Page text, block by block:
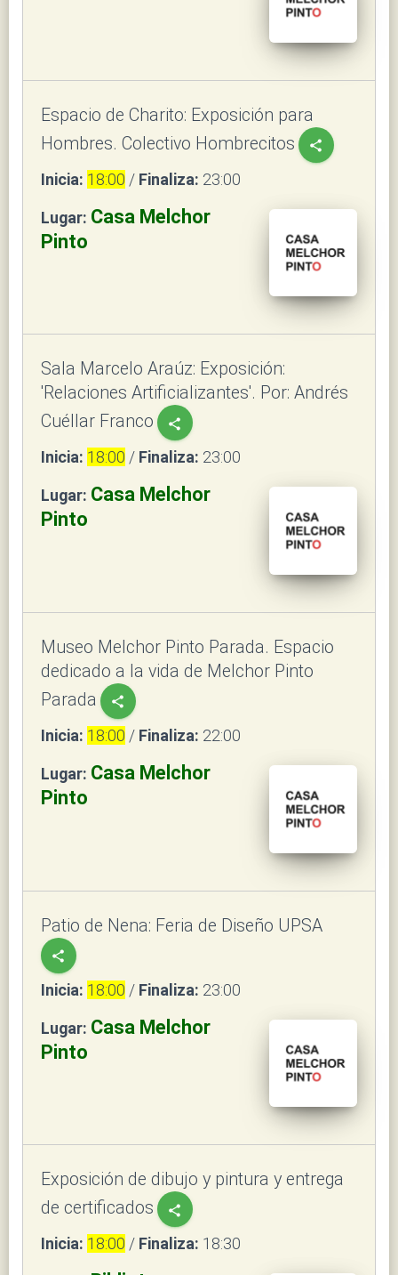
Espacio de Charito: Exposición para
Hombres. Colectivo Hombrecitos
share
Inicia: 18:00 / Finaliza: 23:00
Lugar: Casa Melchor
Pinto
Sala Marcelo Araúz: Exposición:
'Relaciones Artificializantes'. Por: Andrés
Cuéllar Franco
share
Inicia: 18:00 / Finaliza: 23:00
Lugar: Casa Melchor
Pinto
Museo Melchor Pinto Parada. Espacio
dedicado a la vida de Melchor Pinto
Parada
share
Inicia: 18:00 / Finaliza: 22:00
Lugar: Casa Melchor
Pinto
Patio de Nena: Feria de Diseño UPSA
share
Inicia: 18:00 / Finaliza: 23:00
Lugar: Casa Melchor
Pinto
Exposición de dibujo y pintura y entrega
de certificados
share
Inicia: 18:00 / Finaliza: 18:30